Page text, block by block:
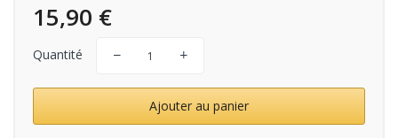
15,90 €
Quantité
Ajouter au panier